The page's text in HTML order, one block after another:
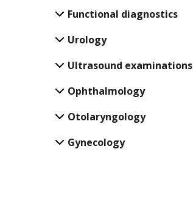
Functional diagnostics
Urology
Ultrasound examinations
Ophthalmology
Otolaryngology
Gynecology